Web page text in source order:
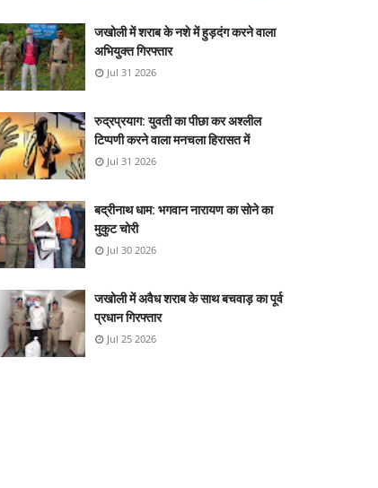
जखोली में शराब के नशे में हुड़दंग करने वाला
अभियुक्त गिरफ्तार
Jul 31 2026
रुद्रप्रयाग: युवती का पीछा कर अश्लील
टिप्पणी करने वाला मनचला हिरासत में
Jul 31 2026
बद्रीनाथ धाम: भगवान नारायण का सोने का
मुकुट चोरी
Jul 30 2026
जखोली में अवैध शराब के साथ बचवाड़ का पूर्व
प्रधान गिरफ्तार
Jul 25 2026